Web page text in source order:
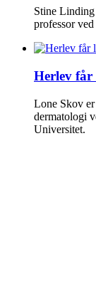
Stine
professor
Herlev får
Lone Skov
dermatologi
Universitet.